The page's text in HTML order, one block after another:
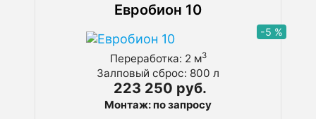
Евробион 10
-5 %
Переработка: 2 м3
Залповый сброс: 800 л
223 250 руб.
Монтаж: по запросу